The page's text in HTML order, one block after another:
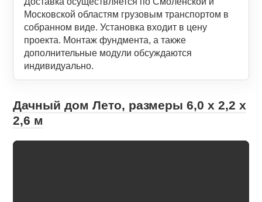
Московской областям грузовым транспортом в
собранном виде. Установка входит в цену
проекта. Монтаж фундмента, а также
дополнительные модули обсуждаются
индивидуально.
Дачный дом Лето, размеры 6,0 х 2,2 х
2,6 м